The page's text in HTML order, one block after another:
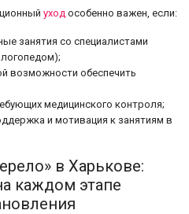
уход особенно важен, если:
занятия со специалистами
возможности обеспечить
медицинского контроля;
и мотивация к занятиям в
в Харькове:
каждом этапе